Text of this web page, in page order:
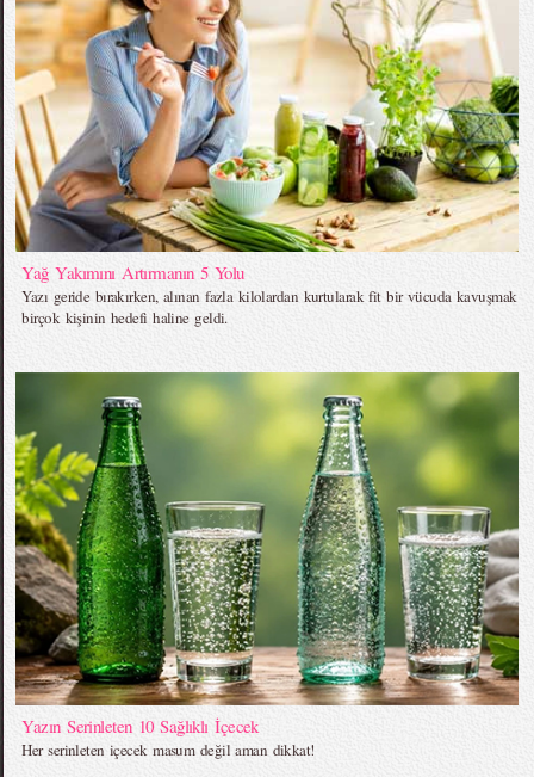
Yağ Yakımını Artırmanın 5 Yolu
Yazı geride bırakırken, alınan fazla kilolardan kurtularak fit bir vücuda kavuşmak
birçok kişinin hedefi haline geldi.
Yazın Serinleten 10 Sağlıklı İçecek
Her serinleten içecek masum değil aman dikkat!